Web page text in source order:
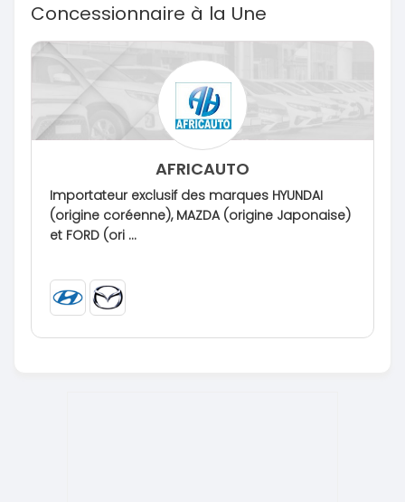
Concessionnaire à la Une
AFRICAUTO
Importateur exclusif des marques HYUNDAI
(origine coréenne), MAZDA (origine Japonaise)
et FORD (ori ...